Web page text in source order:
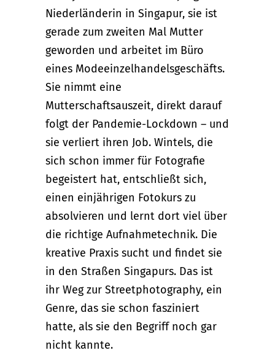
Niederländerin in Singapur, sie ist
gerade zum zweiten Mal Mutter
geworden und arbeitet im Büro
eines Modeeinzelhandelsgeschäfts.
Sie nimmt eine
Mutterschaftsauszeit, direkt darauf
folgt der Pandemie-Lockdown – und
sie verliert ihren Job. Wintels, die
sich schon immer für Fotografie
begeistert hat, entschließt sich,
einen einjährigen Fotokurs zu
absolvieren und lernt dort viel über
die richtige Aufnahmetechnik. Die
kreative Praxis sucht und findet sie
in den Straßen Singapurs. Das ist
ihr Weg zur Streetphotography, ein
Genre, das sie schon fasziniert
hatte, als sie den Begriff noch gar
nicht kannte.